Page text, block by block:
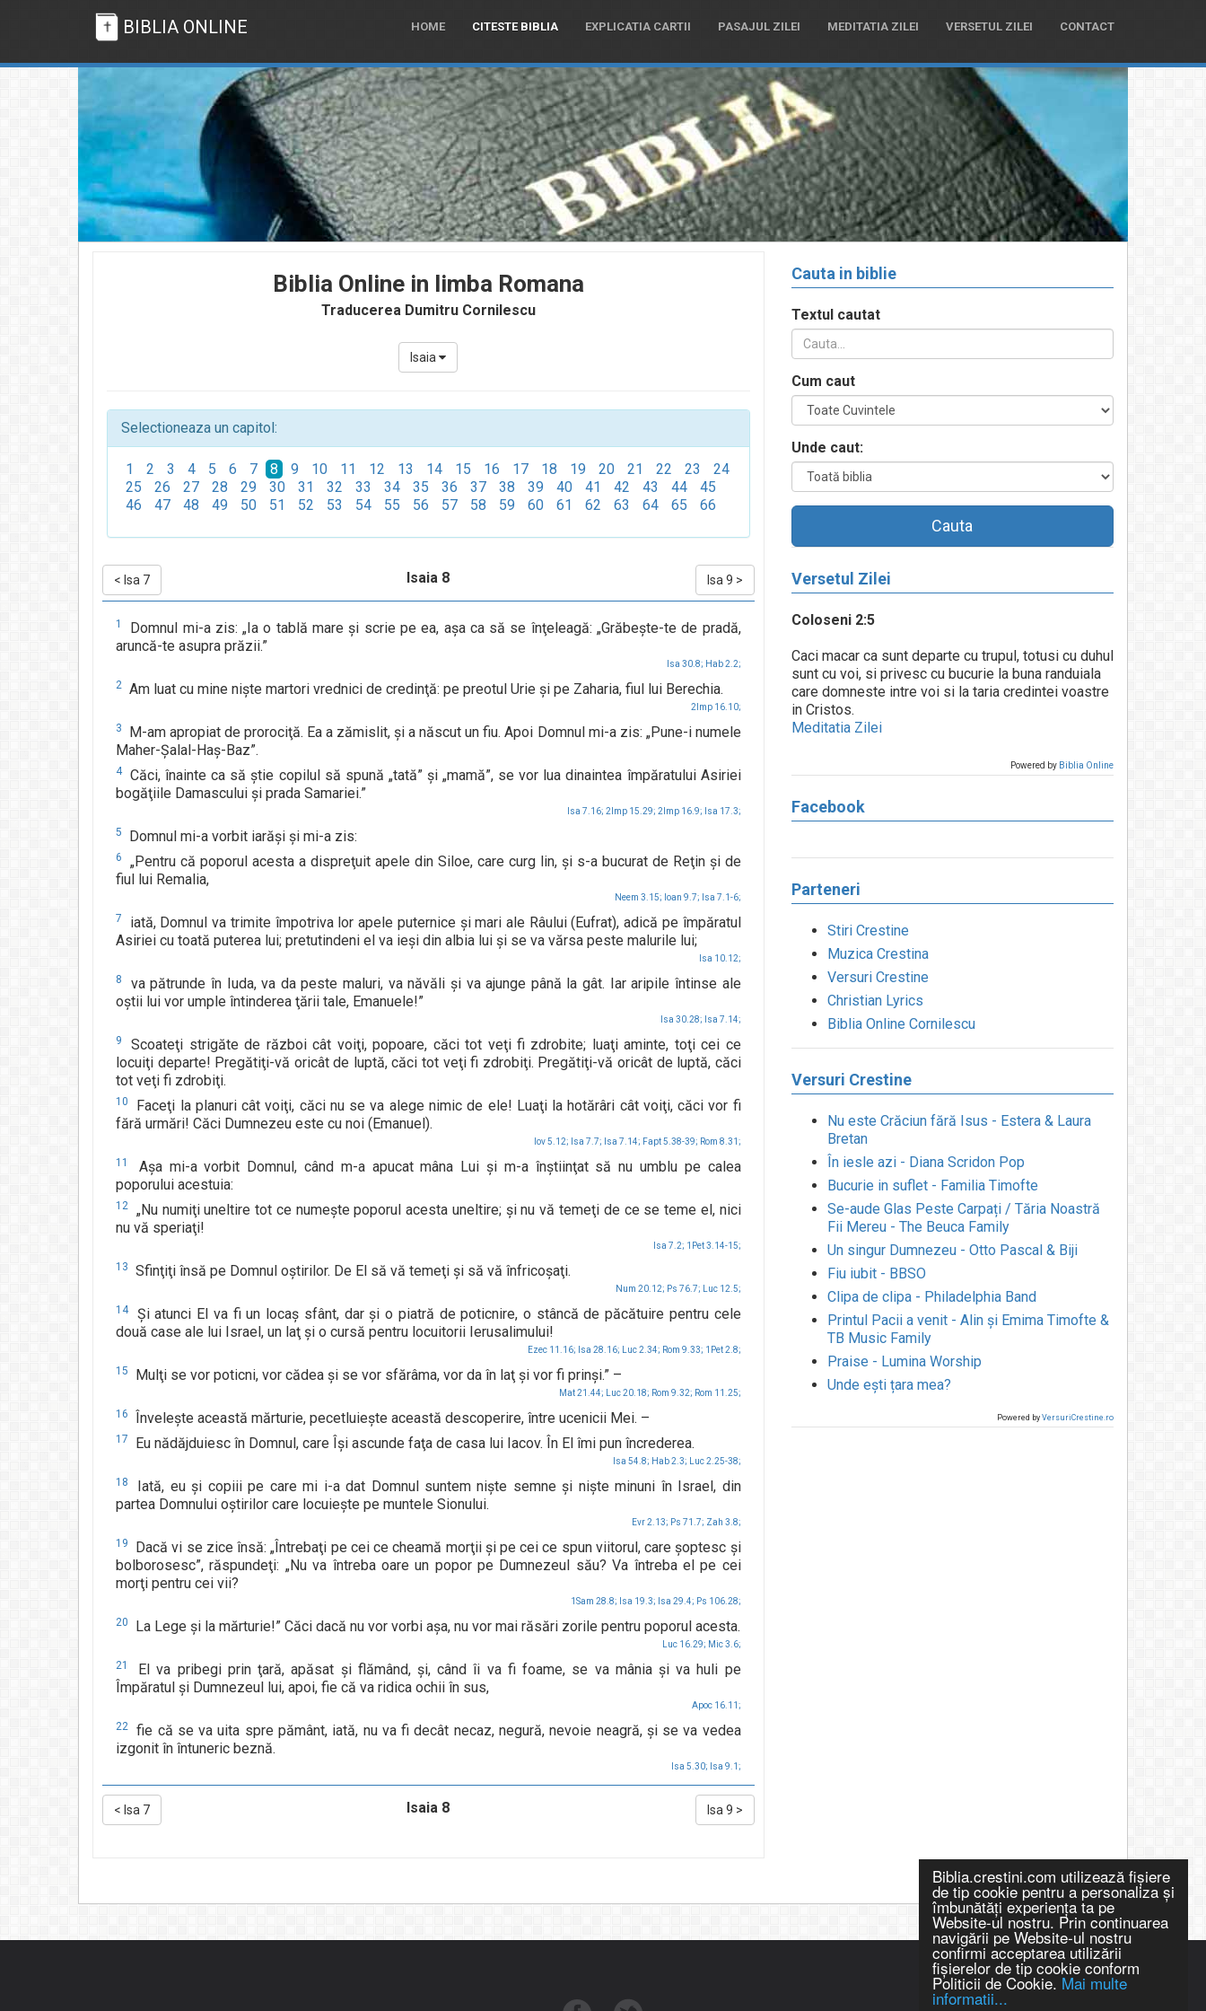
Biblia.crestini.com utilizează fişiere
de tip cookie pentru a personaliza și
îmbunătăți experiența ta pe
Website-ul nostru. Prin continuarea
navigării pe Website-ul nostru
confirmi acceptarea utilizării
fişierelor de tip cookie conform
Politicii de Cookie. Mai multe
informatii...
BIBLIA ONLINE HOME CITESTE BIBLIA EXPLICATIA CARTII PASAJUL ZILEI MEDITATIA ZILEI VERSETUL ZILEI CONTACT
Biblia Online in limba Romana
Traducerea Dumitru Cornilescu
Isaia
Selectioneaza un capitol:
1 2 3 4 5 6 7 8 9 10 11 12 13 14 15 16 17 18 19 20 21 22 23
24
25
26 27 28 29 30 31 32 33 34 35 36 37 38 39 40 41 42 43 44
45
46
47 48 49 50 51 52 53 54 55 56 57 58 59 60 61 62 63 64 65 66
< Isa 7 Isaia 8 Isa 9 >
1
Domnul mi-a zis: „Ia o tablă mare şi scrie pe ea, aşa ca să se înţeleagă: „Grăbeşte-te de pradă,
aruncă-te asupra prăzii.”
Isa 30.8; Hab 2.2;
2 Am luat cu mine nişte martori vrednici de credinţă: pe preotul Urie şi pe Zaharia, fiul lui Berechia.
2Imp 16.10;
3
M-am apropiat de prorociţă. Ea a zămislit, şi a născut un fiu. Apoi Domnul mi-a zis: „Pune-i numele
Maher-Şalal-Haş-Baz”.
4
Căci, înainte ca să ştie copilul să spună „tată” şi „mamă”, se vor lua dinaintea împăratului Asiriei
bogăţiile Damascului şi prada Samariei.”
Isa 7.16; 2Imp 15.29; 2Imp 16.9; Isa 17.3;
5 Domnul mi-a vorbit iarăşi şi mi-a zis:
6
„Pentru că poporul acesta a dispreţuit apele din Siloe, care curg lin, şi s-a bucurat de Reţin şi de
fiul lui Remalia,
Neem 3.15; Ioan 9.7; Isa 7.1-6;
7
iată, Domnul va trimite împotriva lor apele puternice şi mari ale Râului (Eufrat), adică pe împăratul
Asiriei cu toată puterea lui; pretutindeni el va ieşi din albia lui şi se va vărsa peste malurile lui;
Isa 10.12;
8
va pătrunde în Iuda, va da peste maluri, va năvăli şi va ajunge până la gât. Iar aripile întinse ale
oştii lui vor umple întinderea ţării tale, Emanuele!”
Isa 30.28; Isa 7.14;
9
Scoateţi strigăte de război cât voiţi, popoare, căci tot veţi fi zdrobite; luaţi aminte, toţi cei ce
locuiţi departe! Pregătiţi-vă oricât de luptă, căci tot veţi fi zdrobiţi. Pregătiţi-vă oricât de luptă, căci
tot veţi fi zdrobiţi.
10
Faceţi la planuri cât voiţi, căci nu se va alege nimic de ele! Luaţi la hotărâri cât voiţi, căci vor fi
fără urmări! Căci Dumnezeu este cu noi (Emanuel).
Iov 5.12; Isa 7.7; Isa 7.14; Fapt 5.38-39; Rom 8.31;
11
Aşa mi-a vorbit Domnul, când m-a apucat mâna Lui şi m-a înştiinţat să nu umblu pe calea
poporului acestuia:
12
„Nu numiţi uneltire tot ce numeşte poporul acesta uneltire; şi nu vă temeţi de ce se teme el, nici
nu vă speriaţi!
Isa 7.2; 1Pet 3.14-15;
13 Sfinţiţi însă pe Domnul oştirilor. De El să vă temeţi şi să vă înfricoşaţi.
Num 20.12; Ps 76.7; Luc 12.5;
14
Şi atunci El va fi un locaş sfânt, dar şi o piatră de poticnire, o stâncă de păcătuire pentru cele
două case ale lui Israel, un laţ şi o cursă pentru locuitorii Ierusalimului!
Ezec 11.16; Isa 28.16; Luc 2.34; Rom 9.33; 1Pet 2.8;
15 Mulţi se vor poticni, vor cădea şi se vor sfărâma, vor da în laţ şi vor fi prinşi.” –
Mat 21.44; Luc 20.18; Rom 9.32; Rom 11.25;
16 Înveleşte această mărturie, pecetluieşte această descoperire, între ucenicii Mei. –
17 Eu nădăjduiesc în Domnul, care Îşi ascunde faţa de casa lui Iacov. În El îmi pun încrederea.
Isa 54.8; Hab 2.3; Luc 2.25-38;
18
Iată, eu şi copiii pe care mi i-a dat Domnul suntem nişte semne şi nişte minuni în Israel, din
partea Domnului oştirilor care locuieşte pe muntele Sionului.
Evr 2.13; Ps 71.7; Zah 3.8;
19
Dacă vi se zice însă: „Întrebaţi pe cei ce cheamă morţii şi pe cei ce spun viitorul, care şoptesc şi
bolborosesc”, răspundeţi: „Nu va întreba oare un popor pe Dumnezeul său? Va întreba el pe cei
morţi pentru cei vii?
1Sam 28.8; Isa 19.3; Isa 29.4; Ps 106.28;
20 La Lege şi la mărturie!” Căci dacă nu vor vorbi aşa, nu vor mai răsări zorile pentru poporul acesta.
Luc 16.29; Mic 3.6;
21
El va pribegi prin ţară, apăsat şi flămând, şi, când îi va fi foame, se va mânia şi va huli pe
Împăratul şi Dumnezeul lui, apoi, fie că va ridica ochii în sus,
Apoc 16.11;
22
fie că se va uita spre pământ, iată, nu va fi decât necaz, negură, nevoie neagră, şi se va vedea
izgonit în întuneric beznă.
Isa 5.30; Isa 9.1;
< Isa 7 Isaia 8 Isa 9 >
Cauta in biblie
Textul cautat
Cum caut
Unde caut:
Cauta
Versetul Zilei
Coloseni 2:5
Caci macar ca sunt departe cu trupul, totusi cu duhul
sunt cu voi, si privesc cu bucurie la buna randuiala
care domneste intre voi si la taria credintei voastre
in Cristos.
Meditatia Zilei
Powered by Biblia Online
Facebook
Parteneri
Stiri Crestine
Muzica Crestina
Versuri Crestine
Christian Lyrics
Biblia Online Cornilescu
Versuri Crestine
Nu este Crăciun fără Isus - Estera & Laura
Bretan
În iesle azi - Diana Scridon Pop
Bucurie in suflet - Familia Timofte
Se-aude Glas Peste Carpați / Tăria Noastră
Fii Mereu - The Beuca Family
Un singur Dumnezeu - Otto Pascal & Biji
Fiu iubit - BBSO
Clipa de clipa - Philadelphia Band
Printul Pacii a venit - Alin și Emima Timofte &
TB Music Family
Praise - Lumina Worship
Unde ești țara mea?
Powered by VersuriCrestine.ro